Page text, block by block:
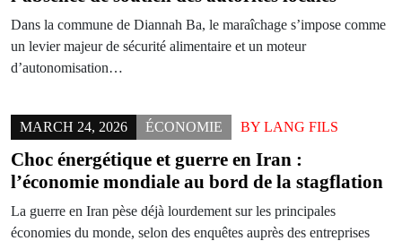
Dans la commune de Diannah Ba, le maraîchage s’impose comme
un levier majeur de sécurité alimentaire et un moteur
d’autonomisation…
MARCH 24, 2026 ÉCONOMIE BY LANG FILS
Choc énergétique et guerre en Iran :
l’économie mondiale au bord de la stagflation
La guerre en Iran pèse déjà lourdement sur les principales
économies du monde, selon des enquêtes auprès des entreprises